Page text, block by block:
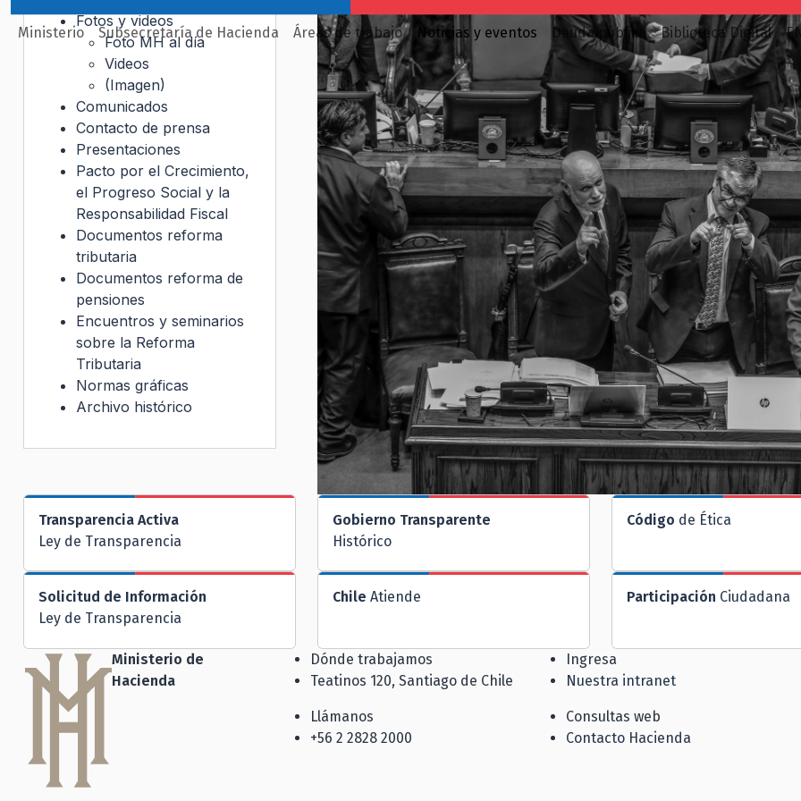
Ministerio Subsecretaría de Hacienda Áreas de trabajo Noticias y eventos Deuda pública Biblioteca Digital
Fotos y videos
Foto MH al día
Videos
(Imagen)
Comunicados
Contacto de prensa
Presentaciones
Pacto por el Crecimiento,
el Progreso Social y la
Responsabilidad Fiscal
Documentos reforma
tributaria
Documentos reforma de
pensiones
Encuentros y seminarios
sobre la Reforma
Tributaria
Normas gráficas
Archivo histórico
Transparencia Activa
Ley de Transparencia
Gobierno Transparente
Histórico
Código de Ética
Solicitud de Información
Ley de Transparencia
Chile Atiende Participación Ciudadana
Ministerio de
Hacienda
Dónde trabajamos
Teatinos 120, Santiago de Chile
Llámanos
+56 2 2828 2000
Ingresa
Nuestra intranet
Consultas web
Contacto Hacienda